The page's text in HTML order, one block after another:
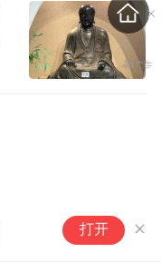
“
打开